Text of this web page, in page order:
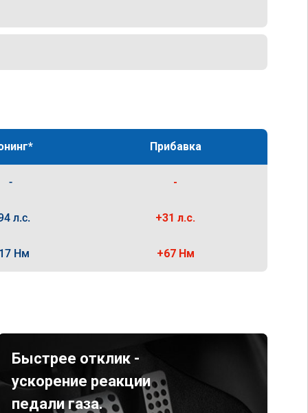
Прибавка
- -
л.с. +31 л.с.
Нм +67 Нм
Быстрее отклик -
ускорение реакции
педали газа.